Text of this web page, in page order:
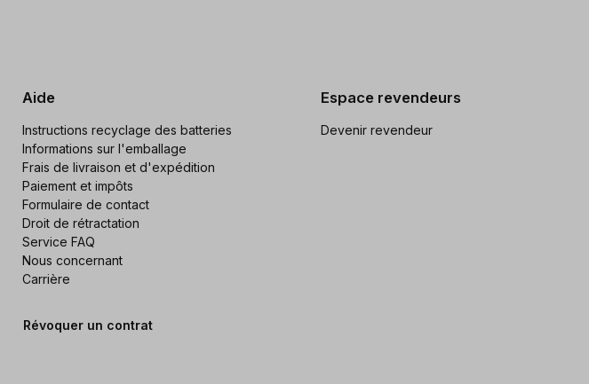
Aide
Instructions recyclage des batteries
Informations sur l'emballage
Frais de livraison et d'expédition
Paiement et impôts
Formulaire de contact
Droit de rétractation
Service FAQ
Nous concernant
Carrière
Révoquer un contrat
Espace revendeurs
Devenir revendeur